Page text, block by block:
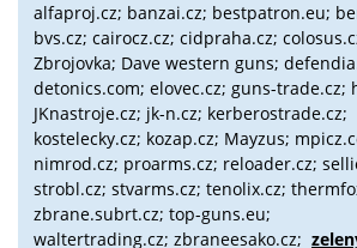
alfaproj.cz; banzai.cz; bestpatron.eu;
bvs.cz; cairocz.cz; cidpraha.cz;
Zbrojovka; Dave western guns;
detonics.com; elovec.cz; guns-trade.cz;
JKnastroje.cz; jk-n.cz; kerberostrade.cz;
kostelecky.cz; kozap.cz; Mayzus;
nimrod.cz; proarms.cz; reloader.cz;
strobl.cz; stvarms.cz; tenolix.cz;
zbrane.subrt.cz; top-guns.eu;
waltertrading.cz; zbraneesako.cz;